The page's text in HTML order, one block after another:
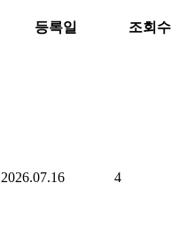
등록일 조회수
2026.07.16 4